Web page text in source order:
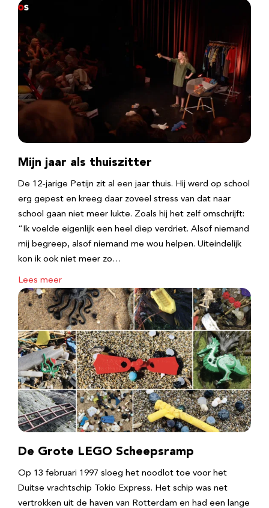
Mijn jaar als thuiszitter
De 12-jarige Petijn zit al een jaar thuis. Hij werd op school
erg gepest en kreeg daar zoveel stress van dat naar
school gaan niet meer lukte. Zoals hij het zelf omschrijft:
“Ik voelde eigenlijk een heel diep verdriet. Alsof niemand
mij begreep, alsof niemand me wou helpen. Uiteindelijk
kon ik ook niet meer zo…
Lees meer
De Grote LEGO Scheepsramp
Op 13 februari 1997 sloeg het noodlot toe voor het
Duitse vrachtschip Tokio Express. Het schip was net
vertrokken uit de haven van Rotterdam en had een lange